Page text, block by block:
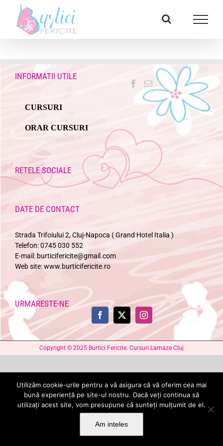
content
mail:
INFORMATII UTILE
CURSURI
ORAR CURSURI
RETELE SOCIALE
DATE DE CONTACT
Strada Trifoiului 2, Cluj-Napoca ( Grand Hotel Italia )
Telefon:0745 030 552
E-mail: burticifericite@gmail.com
Web site:www.burticifericite.ro
URMARESTE-NE
Copyright © 2025 Burtici Fericite. Cursuri Lamaze Cluj
Utilizăm cookie-urile pentru a vă asigura că vă oferim cea mai
bună experiență pe site-ul nostru. Dacă veți continua să
utilizați acest site, vom presupune că sunteți mulțumit de el.
Am inteles